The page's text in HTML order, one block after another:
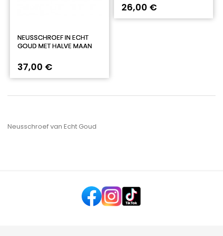
NEUSSCHROEF IN ECHT
GOUD MET HALVE MAAN
37,00 €
26,00 €
Neusschroef van Echt Goud